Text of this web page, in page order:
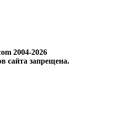
2004-2026
сайта запрещена.